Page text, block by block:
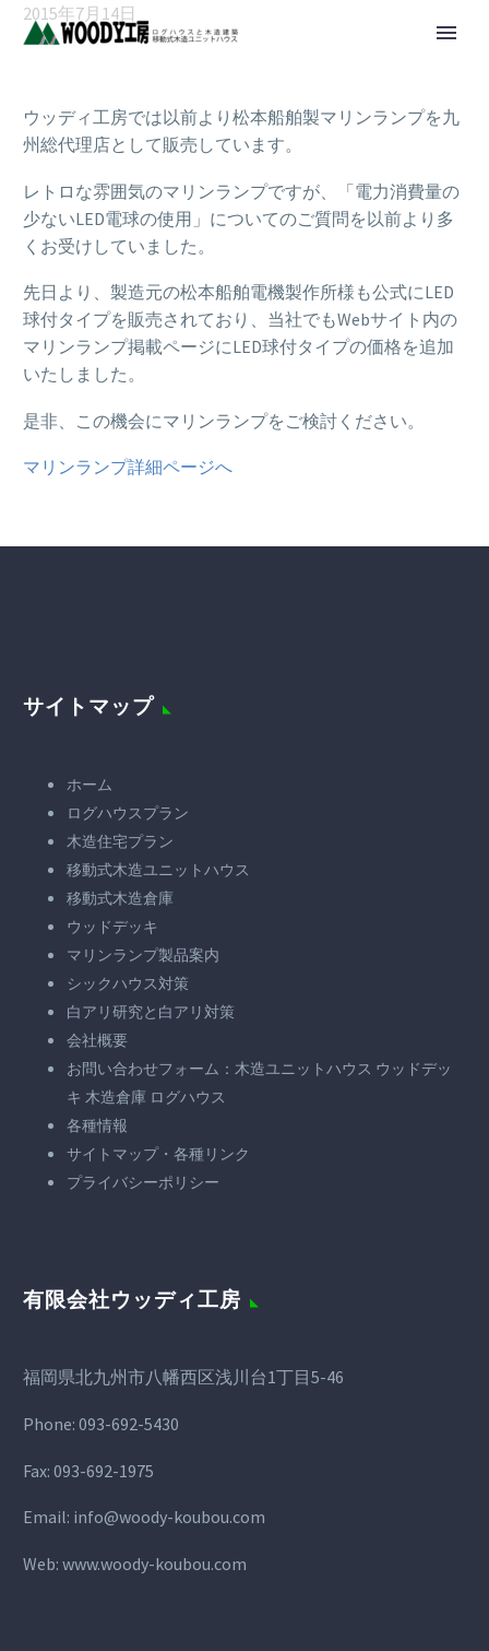
2015年7月14日
ウッディ工房では以前より松本船舶製マリンランプを九
州総代理店として販売しています。
レトロな雰囲気のマリンランプですが、「電力消費量の
少ないLED電球の使用」についてのご質問を以前より多
くお受けしていました。
先日より、製造元の松本船舶電機製作所様も公式にLED
球付タイプを販売されており、当社でもWebサイト内の
マリンランプ掲載ページにLED球付タイプの価格を追加
いたしました。
是非、この機会にマリンランプをご検討ください。
マリンランプ詳細ページへ
サイトマップ
ホーム
ログハウスプラン
木造住宅プラン
移動式木造ユニットハウス
移動式木造倉庫
ウッドデッキ
マリンランプ製品案内
シックハウス対策
白アリ研究と白アリ対策
会社概要
お問い合わせフォーム：木造ユニットハウス ウッドデッ
キ 木造倉庫 ログハウス
各種情報
サイトマップ・各種リンク
プライバシーポリシー
有限会社ウッディ工房
福岡県北九州市八幡西区浅川台1丁目5-46
Phone: 093-692-5430
Fax: 093-692-1975
Email: info@woody-koubou.com
Web: www.woody-koubou.com